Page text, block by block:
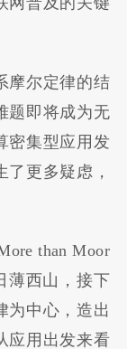
摩尔定律的结
题即将成为无
密集型应用发
更多疑虑，
than Moor
薄西山，接下
为中心，造出
应用出发来看